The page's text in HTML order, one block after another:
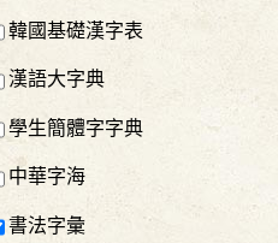
韓國基礎漢字表
漢語大字典
學生簡體字字典
中華字海
書法字彙